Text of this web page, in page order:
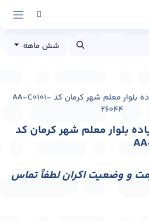
شش ماهه
بلوار معلم شهر کرمان کد
و وضعیت اکران لطفاً تماس